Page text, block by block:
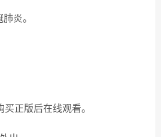
炎。
正版后在线观看。